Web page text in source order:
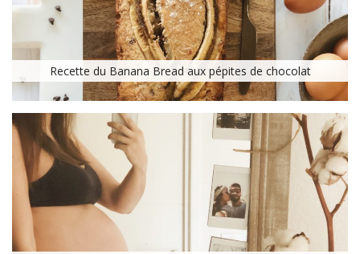
Recette du Banana Bread aux pépites de chocolat